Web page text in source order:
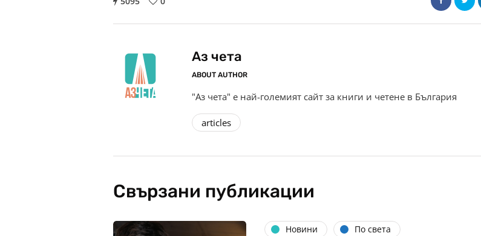
Аз чета
ABOUT AUTHOR
"Аз чета" е най-големият сайт за книги и четене в България
articles
Свързани публикации
Новини По света